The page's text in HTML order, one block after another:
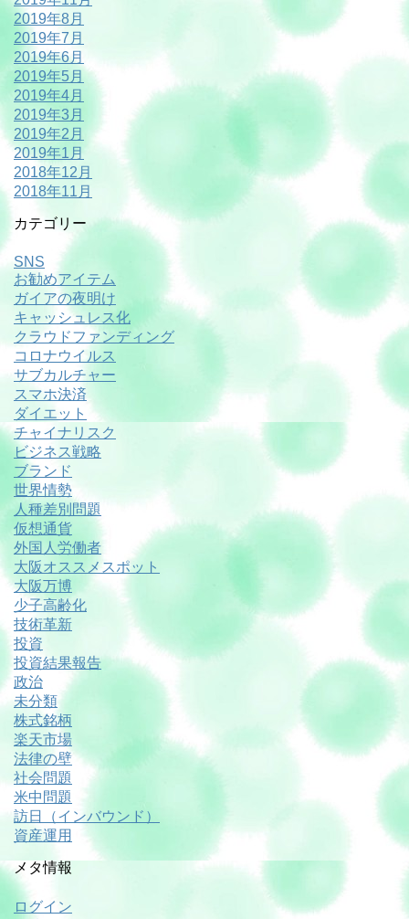
2019年8月
2019年7月
2019年6月
2019年5月
2019年4月
2019年3月
2019年2月
2019年1月
2018年12月
2018年11月
カテゴリー
SNS
お勧めアイテム
ガイアの夜明け
キャッシュレス化
クラウドファンディング
コロナウイルス
サブカルチャー
スマホ決済
ダイエット
チャイナリスク
ビジネス戦略
ブランド
世界情勢
人種差別問題
仮想通貨
外国人労働者
大阪オススメスポット
大阪万博
少子高齢化
技術革新
投資
投資結果報告
政治
未分類
株式銘柄
楽天市場
法律の壁
社会問題
米中問題
訪日（インバウンド）
資産運用
メタ情報
ログイン